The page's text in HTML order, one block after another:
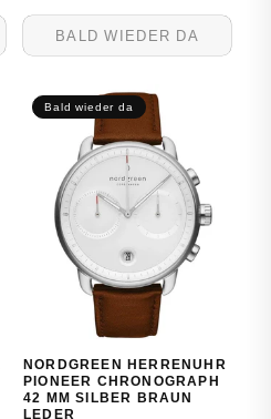
BALD WIEDER DA
Bald wieder da
NORDGREEN HERRENUHR
PIONEER CHRONOGRAPH
42 MM SILBER BRAUN
LEDER